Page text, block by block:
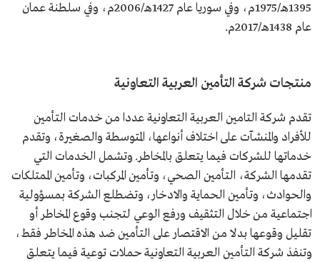
1395هـ/1975م، وفي سوريا عام 1427هـ/2006م، وفي سلطنة عمان
عام 1438هـ/2017م.
منتجات شركة التأمين العربية التعاونية
تقدم شركة التامين العربية التعاونية عددا من خدمات التأمين
للأفراد والمنشآت على اختلاف أنواعها، المتوسطة والصغيرة، وتقدم
خدماتها للشركات فيما يتعلق بالمخاطر. وتشمل الخدمات التي
تقدمها الشركة، التأمين الصحي، وتأمين المركبات، وتأمين الممتلكات
والحوادث، وتأمين الحماية والادخار، وتضطلع الشركة بمسؤولية
اجتماعية من خلال التثقيف ورفع الوعي لتجنب وقوع المخاطر أو
تقليل وقوعها بدلا من الاقتصار على التأمين ضد هذه المخاطر فقط،
وتنفذ شركة التأمين العربية التعاونية حملات توعية فيما يتعلق